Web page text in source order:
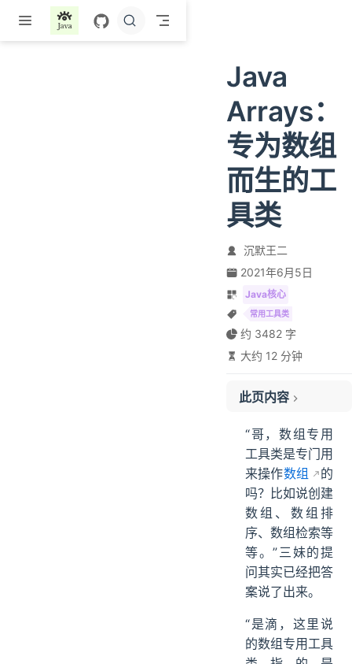
跳至主要內容
Java
Arrays：
专为数组
而生的工
具类
沉默王二
2021年6月5日
Java核心
常用工具类
约 3482 字
大约 12 分钟
此页内容
02、比较数组
03、数组排序
04、数组检索
05、数组转流
06、打印数组
07、数组转 List
08、setAll
09、parallelPrefix
10、总结
“哥，数组专用
工具类是专门用
来操作数组
的
吗？比如说创建
数组、数组排
序、数组检索等
等。”三妹的提
问其实已经把答
案说了出来。
“是滴，这里说
的数组专用工具